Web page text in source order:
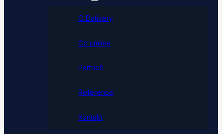
O Dativery
Co umíme
Partneři
Reference
Kontakt